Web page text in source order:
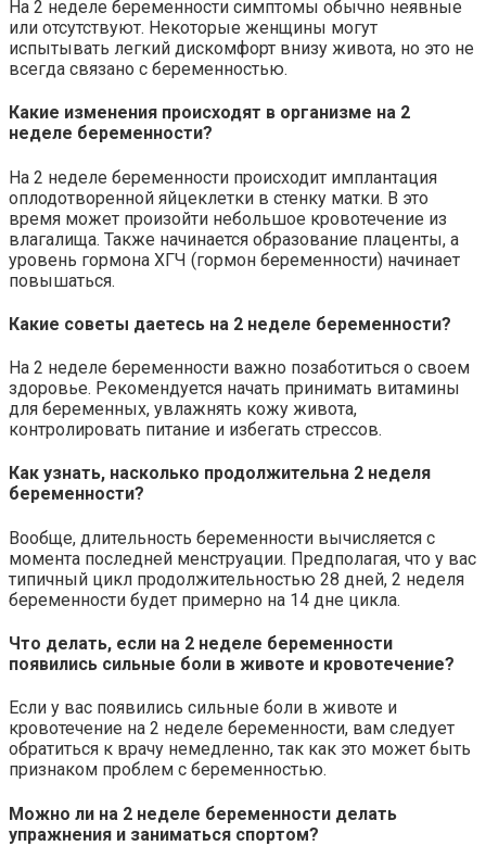
На 2 неделе беременности симптомы обычно неявные
или отсутствуют. Некоторые женщины могут
испытывать легкий дискомфорт внизу живота, но это не
всегда связано с беременностью.
Какие изменения происходят в организме на 2
неделе беременности?
На 2 неделе беременности происходит имплантация
оплодотворенной яйцеклетки в стенку матки. В это
время может произойти небольшое кровотечение из
влагалища. Также начинается образование плаценты, а
уровень гормона ХГЧ (гормон беременности) начинает
повышаться.
Какие советы даетесь на 2 неделе беременности?
На 2 неделе беременности важно позаботиться о своем
здоровье. Рекомендуется начать принимать витамины
для беременных, увлажнять кожу живота,
контролировать питание и избегать стрессов.
Как узнать, насколько продолжительна 2 неделя
беременности?
Вообще, длительность беременности вычисляется с
момента последней менструации. Предполагая, что у вас
типичный цикл продолжительностью 28 дней, 2 неделя
беременности будет примерно на 14 дне цикла.
Что делать, если на 2 неделе беременности
появились сильные боли в животе и кровотечение?
Если у вас появились сильные боли в животе и
кровотечение на 2 неделе беременности, вам следует
обратиться к врачу немедленно, так как это может быть
признаком проблем с беременностью.
Можно ли на 2 неделе беременности делать
упражнения и заниматься спортом?